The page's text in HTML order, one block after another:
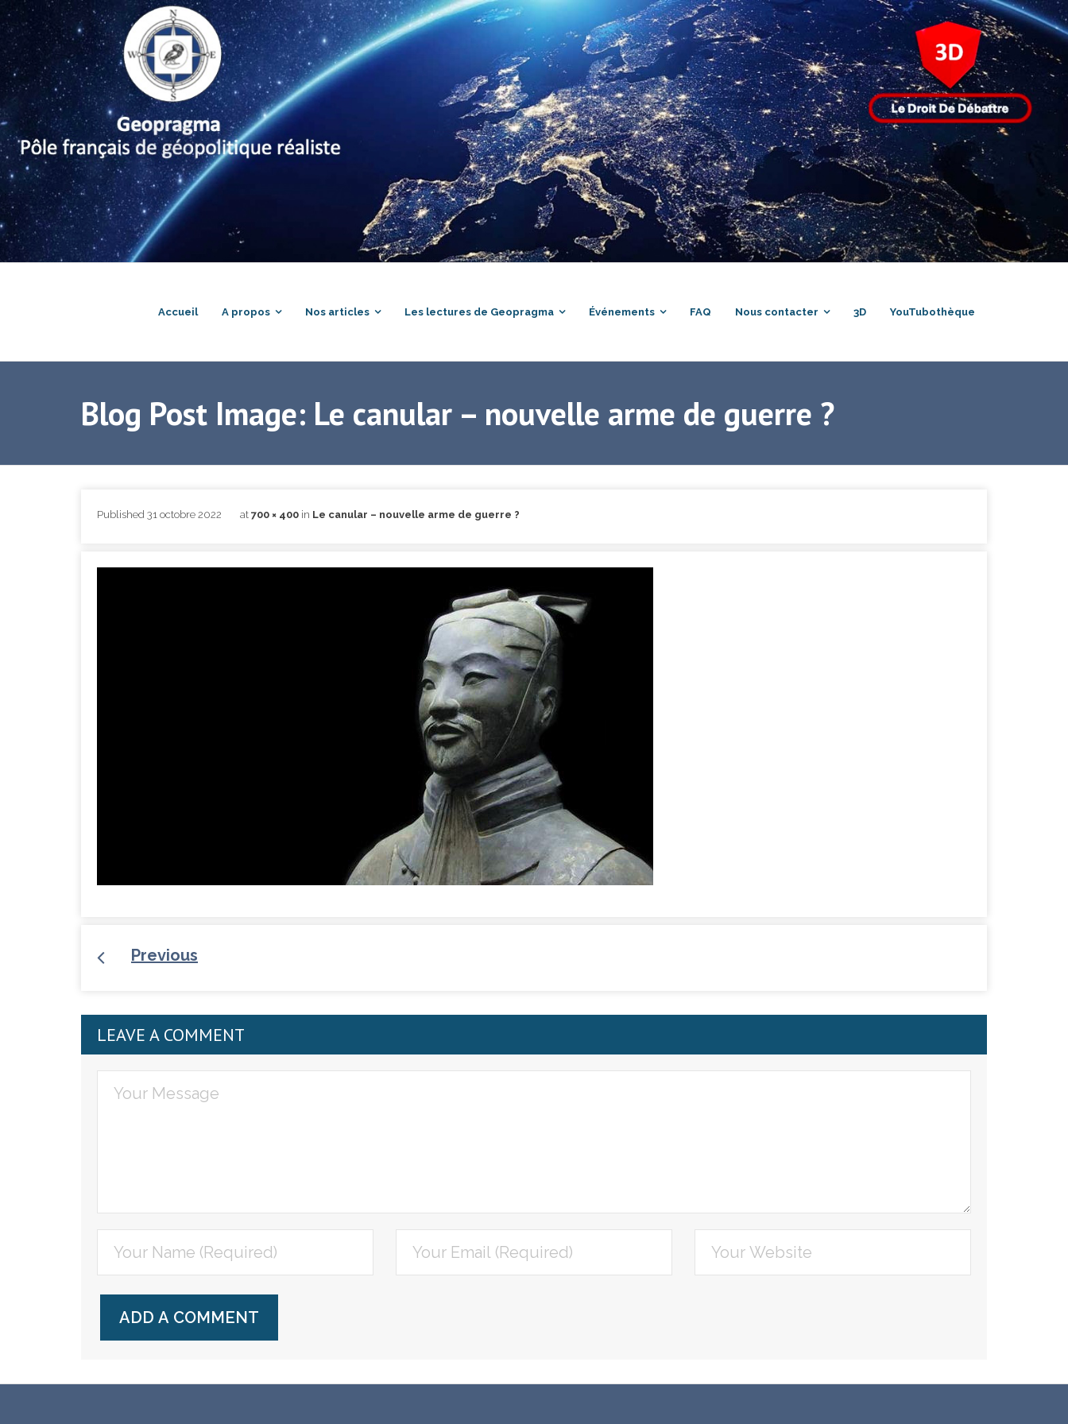
Accueil A propos Nos articles Les lectures de Geopragma Événements FAQ Nous contacter 3D YouTubothèque
Blog Post Image: Le canular – nouvelle arme de guerre ?
Published 31 octobre 2022 at 700 × 400 in Le canular – nouvelle arme de guerre ?
Previous
LEAVE A COMMENT